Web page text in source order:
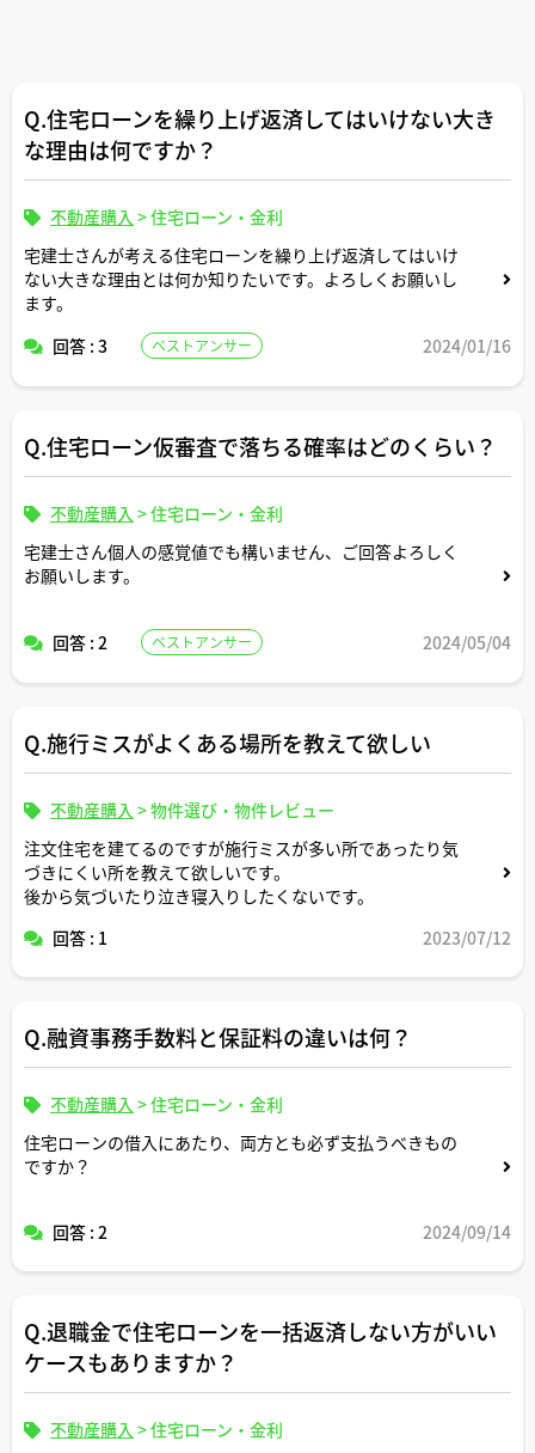
Q.住宅ローンを繰り上げ返済してはいけない大き
な理由は何ですか？
不動産購入 >住宅ローン・金利
宅建士さんが考える住宅ローンを繰り上げ返済してはいけ
ない大きな理由とは何か知りたいです。よろしくお願いし
ます。
回答 : 3
ベストアンサー 2024/01/16
Q.住宅ローン仮審査で落ちる確率はどのくらい？
不動産購入 >住宅ローン・金利
宅建士さん個人の感覚値でも構いません、ご回答よろしく
お願いします。
回答 : 2 ベストアンサー 2024/05/04
Q.施行ミスがよくある場所を教えて欲しい
不動産購入 >物件選び・物件レビュー
注文住宅を建てるのですが施行ミスが多い所であったり気
づきにくい所を教えて欲しいです。
後から気づいたり泣き寝入りしたくないです。
回答 : 1
2023/07/12
Q.融資事務手数料と保証料の違いは何？
不動産購入 >住宅ローン・金利
住宅ローンの借入にあたり、両方とも必ず支払うべきもの
ですか？
回答 : 2 2024/09/14
Q.退職金で住宅ローンを一括返済しない方がいい
ケースもありますか？
不動産購入 >住宅ローン・金利